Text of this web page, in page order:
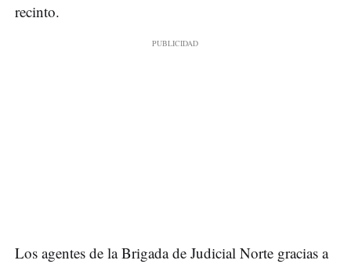
recinto.
Los agentes de la Brigada de Judicial Norte gracias a